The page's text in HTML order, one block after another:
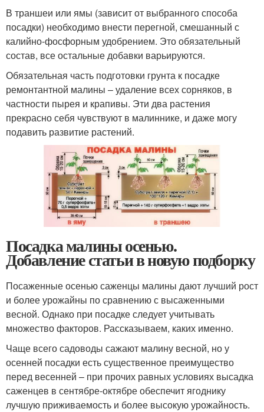
В траншеи или ямы (зависит от выбранного способа
посадки) необходимо внести перегной, смешанный с
калийно-фосфорным удобрением. Это обязательный
состав, все остальные добавки варьируются.
Обязательная часть подготовки грунта к посадке
ремонтантной малины – удаление всех сорняков, в
частности пырея и крапивы. Эти два растения
прекрасно себя чувствуют в малиннике, и даже могу
подавить развитие растений.
Посадка малины осенью.
Добавление статьи в новую подборку
Посаженные осенью саженцы малины дают лучший рост
и более урожайны по сравнению с высаженными
весной. Однако при посадке следует учитывать
множество факторов. Рассказываем, каких именно.
Чаще всего садоводы сажают малину весной, но у
осенней посадки есть существенное преимущество
перед весенней – при прочих равных условиях высадка
саженцев в сентябре-октябре обеспечит ягоднику
лучшую приживаемость и более высокую урожайность.